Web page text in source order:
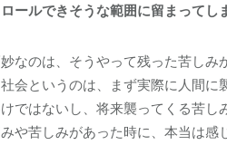
ールできそうな範囲に留まってし
なのは、そうやって残った苦し
会というのは、まず実際に人間
ではないし、将来襲ってくる苦
や苦しみがあった時に、本当は